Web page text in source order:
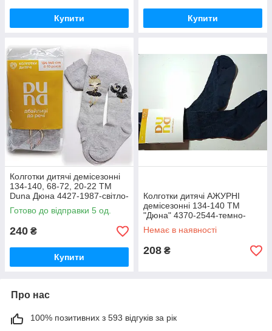
Купити Купити
Колготки дитячі демісезонні
134-140, 68-72, 20-22 ТМ
Duna Дюна 4427-1987-світло-
сірий / весна-осінь
Готово до відправки 5 од.
240 ₴
Купити
Колготки дитячі АЖУРНІ
демісезонні 134-140 ТМ
"Дюна" 4370-2544-темно-
синій / весна-осінь
Немає в наявності
208 ₴
Про нас
100% позитивних з 593 відгуків за рік